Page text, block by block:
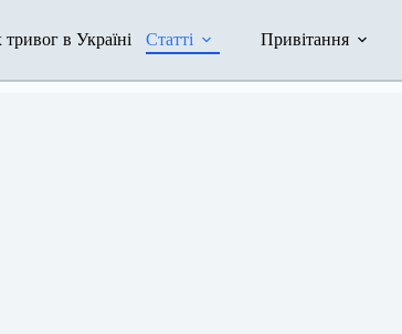
в Україні Статті Привітання